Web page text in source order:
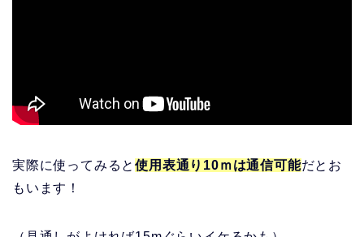
実際に使ってみると使用表通り10ｍは通信可能だとお
もいます！